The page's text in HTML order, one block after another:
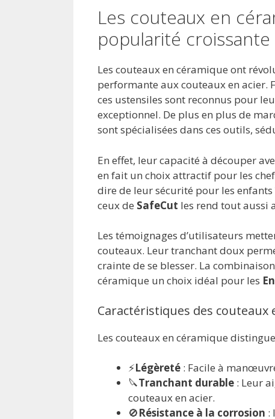
Les couteaux en
popularité croissante
Les couteaux en céramique ont
performante aux couteaux en
ces ustensiles sont reconnus pour
exceptionnel. De plus en plus de
sont spécialisées dans ces outils,
En effet, leur capacité à découper
en fait un choix attractif pour les
dire de leur sécurité pour les enfants
ceux de SafeCut les rend tout aussi
Les témoignages d’utilisateurs
couteaux. Leur tranchant doux
crainte de se blesser. La
céramique un choix idéal pour les
Caractéristiques des couteaux
Les couteaux en céramique
⚡Légèreté : Facile à
🔪Tranchant durable : Leur
couteaux en acier.
🚫Résistance à la corrosion :